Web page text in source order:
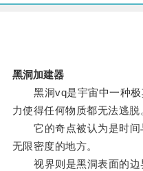
黑洞加建器
黑洞vq是宇宙中一种极
力使得任何物质都无法逃脱
它的奇点被认为是时间
无限密度的地方。
视界则是黑洞表面的边